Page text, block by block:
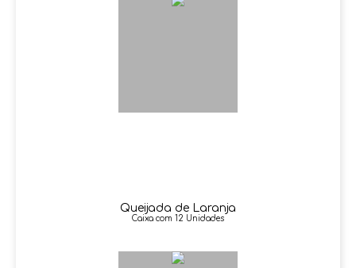
Queijada de Laranja
Caixa com 12 Unidades